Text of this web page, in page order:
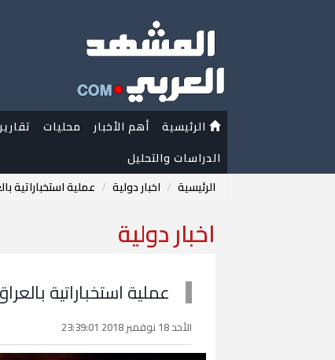
الرئيسية أهم الأخبار محليات تقارير
الدراسات والتحليل
الرئيسية
اخبار دولية عملية
اخبار دولية
عملية استخباراتية
الأحد 18 نوفمبر 2018 23:39:01